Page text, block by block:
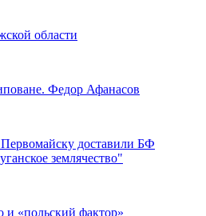
области
Федор Афанасов
доставили БФ
землячество"
и «польский фактор»